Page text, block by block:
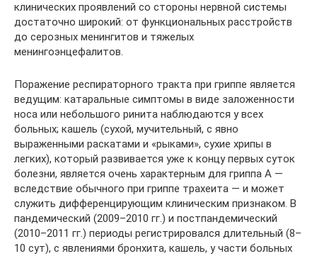
клинических проявлений со стороны нервной системы
достаточно широкий: от функциональных расстройств
до серозных менингитов и тяжелых
менингоэнцефалитов.
Поражение респираторного тракта при гриппе является
ведущим: катаральные симптомы в виде заложенности
носа или небольшого ринита наблюдаются у всех
больных; кашель (сухой, мучительный, с явно
выраженными раскатами и «рыками», сухие хрипы в
легких), который развивается уже к концу первых суток
болезни, является очень характерным для гриппа А —
вследствие обычного при гриппе трахеита — и может
служить дифференцирующим клиническим признаком. В
пандемический (2009–2010 гг.) и постпандемический
(2010–2011 гг.) периоды регистрировался длительный (8–
10 сут), с явлениями бронхита, кашель, у части больных